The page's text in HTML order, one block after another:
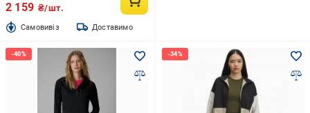
2 159 ₴/шт.
Cамовивіз Доставимо